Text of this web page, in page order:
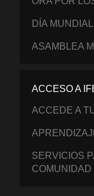
DÍA
ASAMBLEA
ACCESO A
ACCEDE A
SERVICIOS
COMUNIDAD